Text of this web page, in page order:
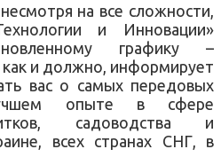
на все сложности,
и Инновации»
графику –
и должно, информирует
вас о самых передовых
опыте в сфере
садоводства и
всех странах СНГ, в